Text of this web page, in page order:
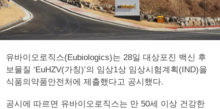
유바이오로직스(Eubiologics)는 28일 대상포진 백신 후
보물질 ‘EuHZV(가칭)’의 임상1상 임상시험계획(IND)을
식품의약품안전처에 제출했다고 공시했다.
공시에 따르면 유바이오로직스는 만 50세 이상 건강한